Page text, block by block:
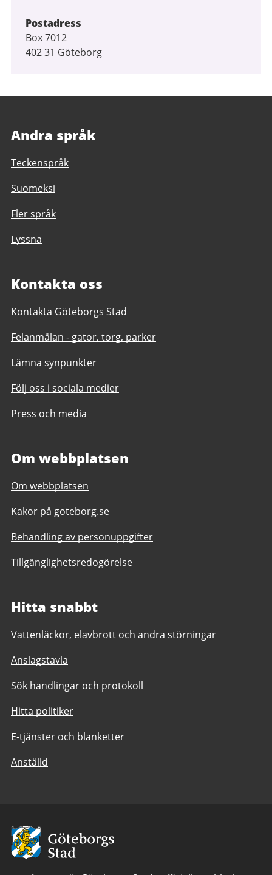
Postadress
Box 7012
402 31 Göteborg
Andra språk
Teckenspråk
Suomeksi
Fler språk
Lyssna
Kontakta oss
Kontakta Göteborgs Stad
Felanmälan - gator, torg, parker
Lämna synpunkter
Följ oss i sociala medier
Press och media
Om webbplatsen
Om webbplatsen
Kakor på goteborg.se
Behandling av personuppgifter
Tillgänglighetsredogörelse
Hitta snabbt
Vattenläckor, elavbrott och andra störningar
Anslagstavla
Sök handlingar och protokoll
Hitta politiker
E-tjänster och blanketter
Anställd
Avsändare:
Göteborgs
Stad